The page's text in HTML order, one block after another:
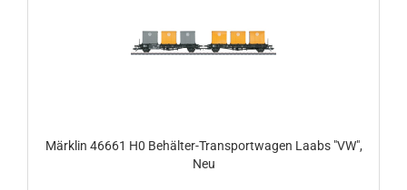
Märklin 46661 H0 Behälter-Transportwagen Laabs "VW",
Neu